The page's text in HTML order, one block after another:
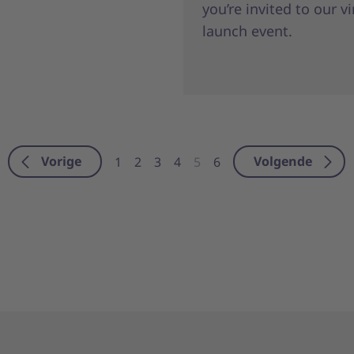
Vorige 1 2 3 4 5 6 Volgende
you’re invited to our
launch event.